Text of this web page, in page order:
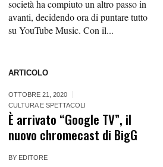
società ha compiuto un altro passo in
avanti, decidendo ora di puntare tutto
su YouTube Music. Con il...
ARTICOLO
OTTOBRE 21, 2020
CULTURA E SPETTACOLI
È arrivato “Google TV”, il
nuovo chromecast di BigG
BY EDITORE